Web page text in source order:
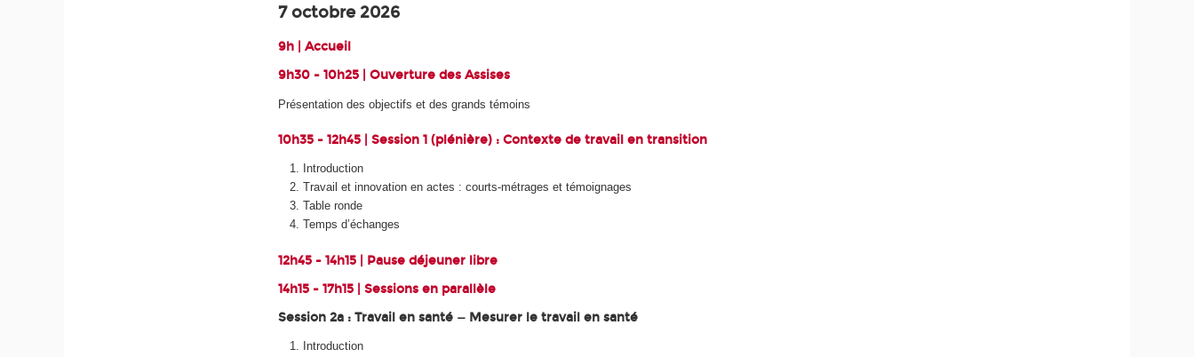
7 octobre 2026
9h | Accueil
9h30 - 10h25 | Ouverture des Assises
Présentation des objectifs et des grands témoins
10h35 - 12h45 | Session 1 (plénière) : Contexte de travail en transition
Introduction
Travail et innovation en actes : courts-métrages et témoignages
Table ronde
Temps d’échanges
12h45 - 14h15 | Pause déjeuner libre
14h15 - 17h15 | Sessions en parallèle
Session 2a : Travail en santé — Mesurer le travail en santé
Introduction